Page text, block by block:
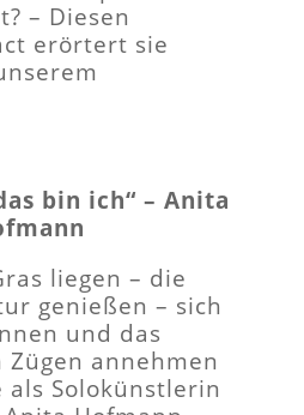
– Diesen
erörtert sie
bin ich“ – Anita
liegen – die
genießen – sich
und das
annehmen
Solokünstlerin